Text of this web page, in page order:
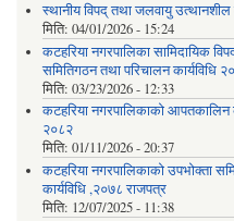
स्थानीय विपद् तथा जलवायु उत्थानशील
मिति: 04/01/2026 - 15:24
कटहरिया नगरपालिका सामिदायिक
समितिगठन तथा परिचालन कार्यविधि
मिति: 03/23/2026 - 12:33
कटहरिया नगरपालिकाको आपतकालिन
२०८२
मिति: 01/11/2026 - 20:37
कटहरिया नगरपालिकाको उपभोक्ता
कार्यविधि ,२०७८ राजपत्र
मिति: 12/07/2025 - 11:38